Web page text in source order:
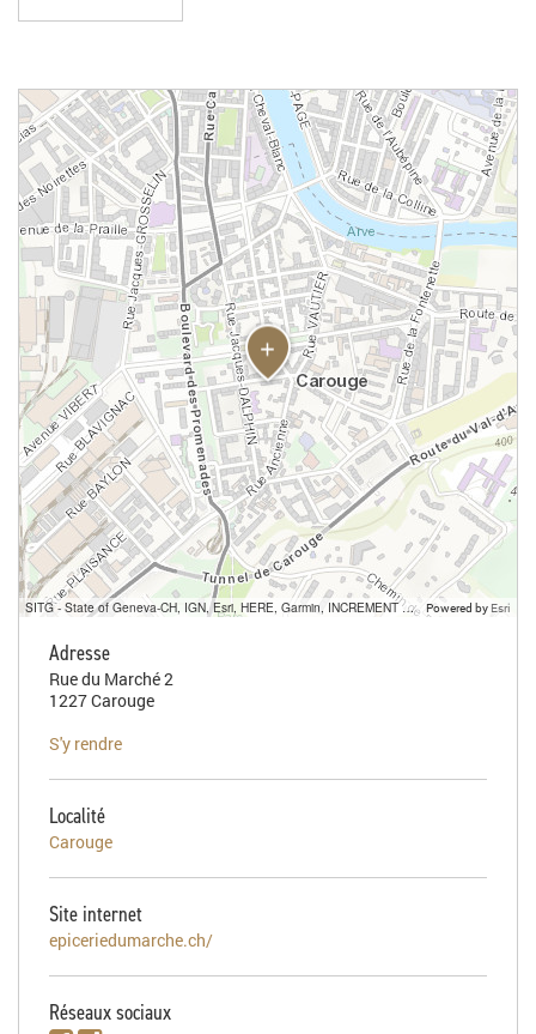
SITG - State of Geneva-CH, IGN, Esri, HERE, Garmin, INCREMENT P, USGS, METI/NASA Powered by Esri
Adresse
Rue du Marché 2
1227 Carouge
S'y rendre
Localité
Carouge
Site internet
epiceriedumarche.ch/
Réseaux sociaux